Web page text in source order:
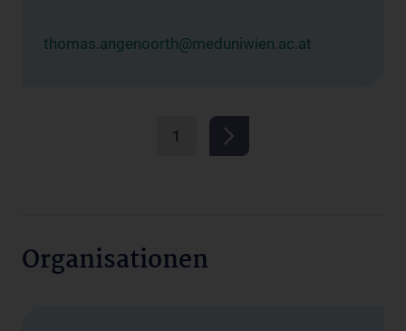
thomas.angenoorth@meduniwien.ac.at
1
Organisationen